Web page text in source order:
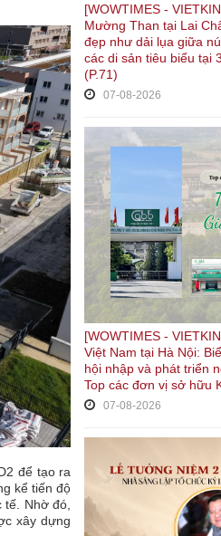
để tạo ra
kể tiến độ
Nhờ đó,
xây dựng
[WOWTIMES -
Mường Than tại Lai
đẹp như dải lụa giữa
các di sản tiêu biểu tại
(P.71)
07-08-2026
[WOWTIMES -
Việt Nam tại Hà Nội:
hội nhập và phát triển
Top các đơn vị sở hữu
07-08-2026